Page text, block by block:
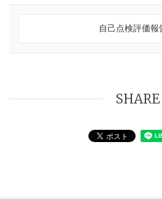
自己点検評価報
SHARE